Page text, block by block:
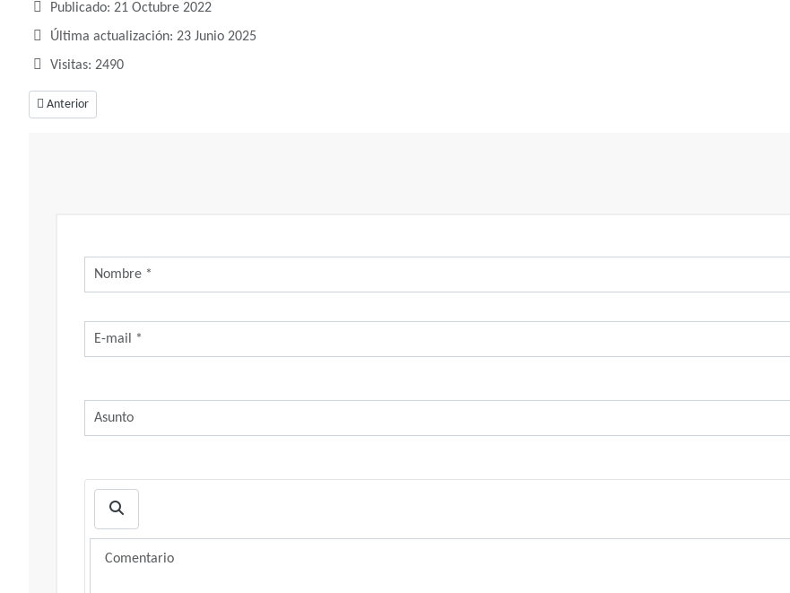
Publicado: 21 Octubre 2022
Última actualización: 23 Junio 2025
Visitas: 2490
Artículo anterior: Soñar con alfileres, lo que no te han contado
Anterior